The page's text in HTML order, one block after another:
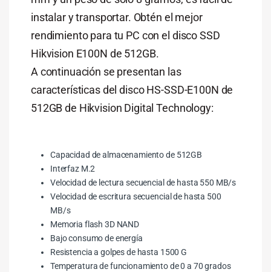
instalar y transportar. Obtén el mejor
rendimiento para tu PC con el disco SSD
Hikvision E100N de 512GB.
A continuación se presentan las
características del disco HS-SSD-E100N de
512GB de Hikvision Digital Technology:
Capacidad de almacenamiento de 512GB
Interfaz M.2
Velocidad de lectura secuencial de hasta 550 MB/s
Velocidad de escritura secuencial de hasta 500
MB/s
Memoria flash 3D NAND
Bajo consumo de energía
Resistencia a golpes de hasta 1500 G
Temperatura de funcionamiento de 0 a 70 grados